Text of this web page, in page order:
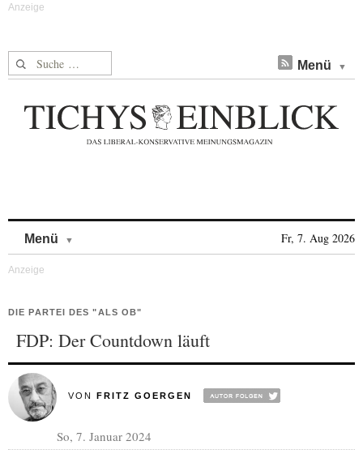
Suche nach: Menü
Menü Fr, 7. Aug 2026
DIE PARTEI DES "ALS OB"
FDP: Der Countdown läuft
VON FRITZ GOERGEN
So, 7. Januar 2024